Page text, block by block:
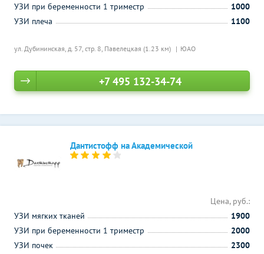
ул. Дубининская, д. 57, стр. 8, Павелецкая (1.23 км) ЮАО
УЗИ при беременности 1 триместр
1000
УЗИ плеча
1100
+7 495 132-34-74
Дантистофф на Академической
Цена, руб.:
УЗИ мягких тканей
1900
УЗИ при беременности 1 триместр
2000
УЗИ почек
2300